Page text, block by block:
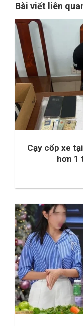
Bài viết liên
Cạy cốp xe
hơn 1